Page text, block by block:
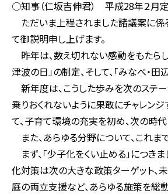
○知事（仁坂吉伸君） 平成28年２月定
ただいま上程されました諸議案に
て御説明申し上げます。
昨年は、数え切れない感動をもたら
津波の日」の制定、そして、「みなべ
新年度は、こうした歩みを次のステ
乗りおくれないように果敢にチャレン
て、子育て環境の充実を初め、次の時
また、あらゆる分野について、これ
まず、「少子化をくい止める」につき
化対策は次の大きな政策ターゲット、
庭の両立支援など、あらゆる施策を総